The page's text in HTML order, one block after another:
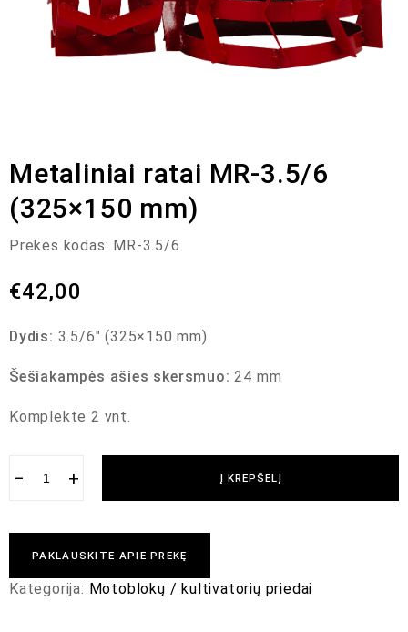
Metaliniai ratai MR-3.5/6
(325×150 mm)
Prekės kodas: MR-3.5/6
€42,00
Dydis: 3.5/6″ (325×150 mm)
Šešiakampės ašies skersmuo:24 mm
Komplekte 2 vnt.
− + Į KREPŠELĮ
PAKLAUSKITE APIE PREKĘ
Kategorija: Motoblokų / kultivatorių priedai